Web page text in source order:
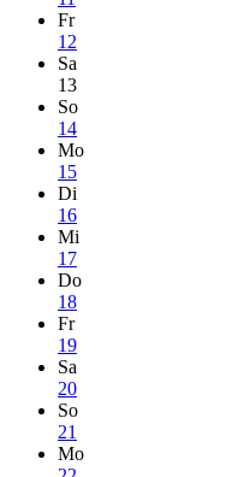
Fr
12
Sa
13
So
14
Mo
15
Di
16
Mi
17
Do
18
Fr
19
Sa
20
So
21
Mo